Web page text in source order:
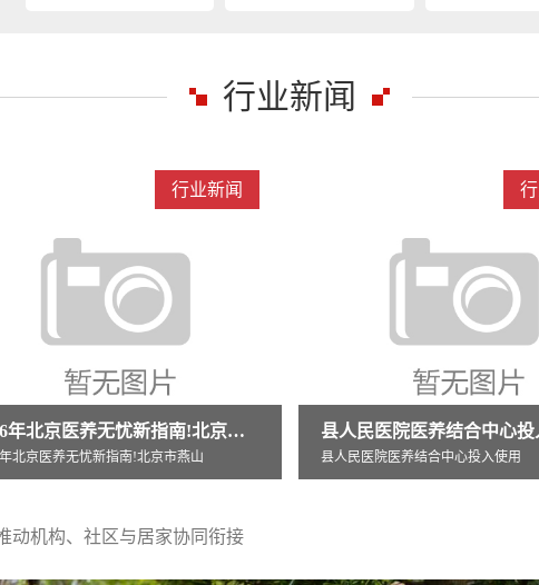
行业新闻
行业新闻
民医院医养结合中心投入使用
医院医养结合中心投入使用
抗衰老与医养结合交流活动倒计时10
动机构、社区与居家协同衔接